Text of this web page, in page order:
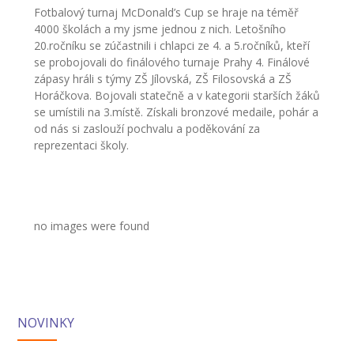
---- Speciální pedagog
---- Metodik prevence
---- Školní psycholog
---- Koordinátor vzdělávání cizinců
Prvnáčci
Fotbalový turnaj McDonald’s Cup se hraje na téměř
4000 školách a my jsme jednou z nich. Letošního
20.ročníku se zúčastnili i chlapci ze 4. a 5.ročníků, kteří
se probojovali do finálového turnaje Prahy 4. Finálové
zápasy hráli s týmy ZŠ Jílovská, ZŠ Filosovská a ZŠ
Horáčkova. Bojovali statečně a v kategorii starších žáků
se umístili na 3.místě. Získali bronzové medaile, pohár a
od nás si zaslouží pochvalu a poděkování za
reprezentaci školy.
no images were found
NOVINKY